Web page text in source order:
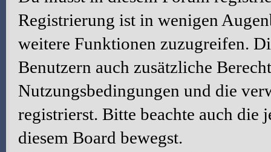
Registrierung ist in wenigen
weitere Funktionen zuzugreifen.
Benutzern auch zusätzliche
Nutzungsbedingungen und die
registrierst. Bitte beachte auch
diesem Board bewegst.